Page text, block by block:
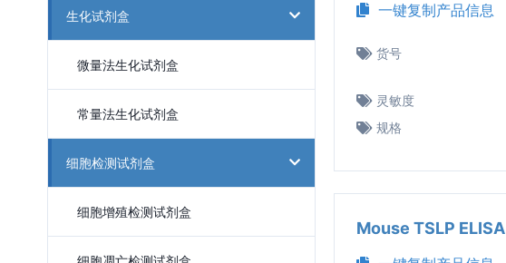
一键复制产品信息
货号
灵敏度
规格
Mouse TSLP
生化试剂盒
微量法生化试剂盒
常量法生化试剂盒
细胞检测试剂盒
细胞增殖检测试剂盒